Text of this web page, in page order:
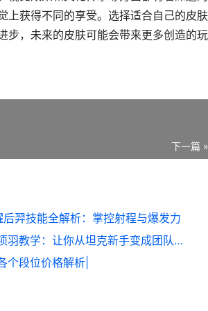
获得不同的享受。选择适合自己的皮肤
步，未来的皮肤可能会带来更多创造的
下一篇 »
羿技能全解析：掌控射程与爆发力
|王者荣耀项羽教学：让你从坦克新手变成团队核心|
个段位价格解析|